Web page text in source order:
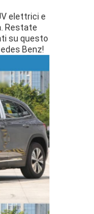
elettrici e
Restate
su questo
Benz!